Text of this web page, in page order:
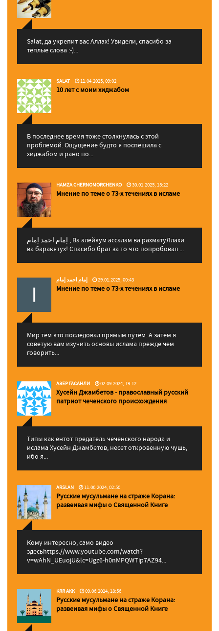
Salat, да укрепит вас Аллаx! Увидели, спасибо за
теплые слова :-)...
SALAT 11.04.2025, 09:02
10 лет с моим хиджабом
В последнее время тоже столкнулась с этой
проблемой. Ощущение будто я поспешила с
хиджабом и рано по...
HAMZA CHERNOMORCHENKO 30.01.2025, 15:22
Мнение по теме о 73-х течениях в исламе
إمام احمد إمام , Ва алейкум ассалам ва рахматуЛлахи
ва баракятух! Спасибо брат за то что попробовал ...
إمام احمد إمام 29.01.2025, 00:43
Мнение по теме о 73-х течениях в исламе
Мир тем кто последовал прямым путем. А затем я
советую вам изучить основы ислама прежде чем
говорить...
АЗЕР ГАСАНЛИ 02.09.2024, 19:12
Хусейн Джамбетов - православный русский
патриот чеченского происхождения
Типы как ентот предатель чеченского народа и
ислама Хусейн Джамбетов, несет откровенную чушь,
ибо я...
ARSLAN 11.06.2024, 02:50
Русские мусульмане на страже Корана:
pазвеивая мифы о Священной Книге
Кому интересно, само видео
здесьhttps://www.youtube.com/watch?
v=wAhN_UEuojU&lc=Ugz6-h0nMPQWTip7AZ94...
KRR AKK 09.06.2024, 18:56
Русские мусульмане на страже Корана:
pазвеивая мифы о Священной Книге